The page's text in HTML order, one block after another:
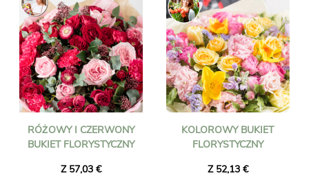
RÓŻOWY I CZERWONY
BUKIET FLORYSTYCZNY
Z 57,03 €
KOLOROWY BUKIET
FLORYSTYCZNY
Z 52,13 €